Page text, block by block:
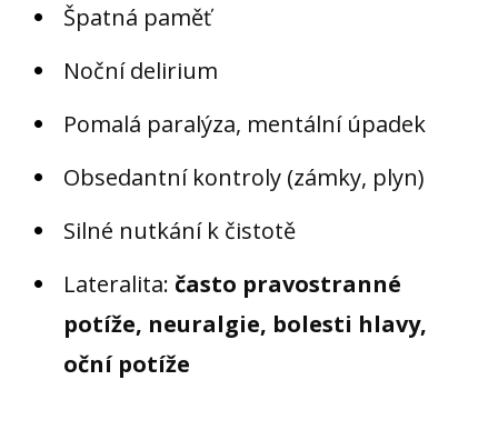
Špatná paměť
Noční delirium
Pomalá paralýza, mentální úpadek
Obsedantní kontroly (zámky, plyn)
Silné nutkání k čistotě
Lateralita: často pravostranné
potíže, neuralgie, bolesti hlavy,
oční potíže